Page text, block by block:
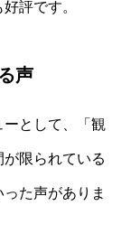
評です。
声
として、「観
限られている
た声がありま